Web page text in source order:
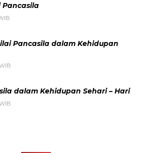
Pancasila
Pancasila dalam Kehidupan
dalam Kehidupan Sehari – Hari